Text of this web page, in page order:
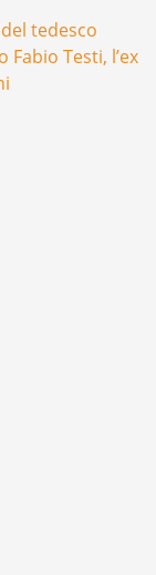
tedesco
Testi, l’ex